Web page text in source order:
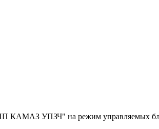
КАМАЗ УПЗЧ" на режим управляемых